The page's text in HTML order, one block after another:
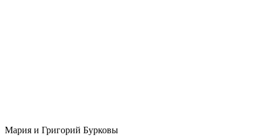
Мария и Григорий Бурковы